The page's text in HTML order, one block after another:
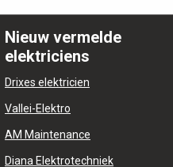
Nieuw vermelde
elektriciens
Drixes elektricien
Vallei-Elektro
AM Maintenance
Diana Elektrotechniek